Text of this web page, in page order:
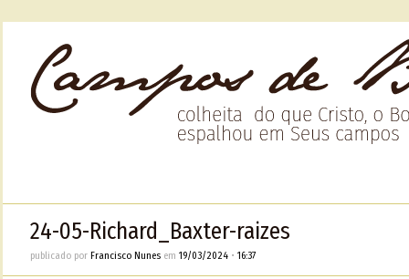
24-05-Richard_Baxter-raizes
publicado por Francisco Nunesem 19/03/2024• 16:37